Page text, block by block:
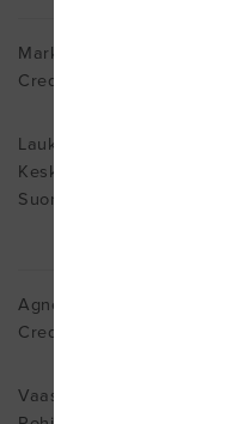
Marko Hänninen
Cred. MDT
Laukaa
Keski-Suomi 41340
Suomi
Agneta Hedlund
Cred. MDT
Vaasa